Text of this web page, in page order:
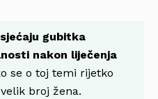
gubitka
nakon liječenja
se o toj temi rijetko
broj žena.